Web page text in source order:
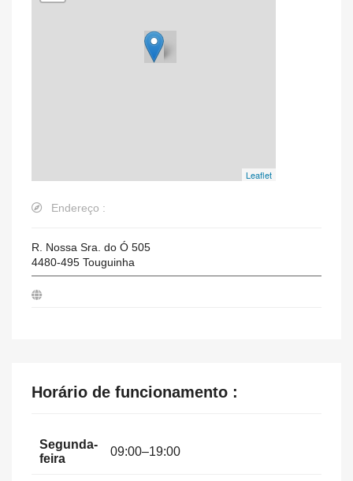
Leaflet
Endereço :
R. Nossa Sra. do Ó 505
4480-495 Touguinha
Horário de funcionamento :
Segunda-
feira
09:00–19:00